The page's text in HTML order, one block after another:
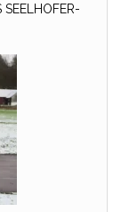
SEELHOFER-